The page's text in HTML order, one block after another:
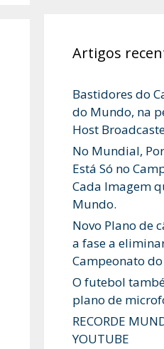
Artigos
Bastidores do
do Mundo, na
Host
No Mundial,
Está Só no
Cada Imagem
Mundo.
Novo Plano de
a fase a
Campeonato
O futebol
plano de
RECORDE
YOUTUBE